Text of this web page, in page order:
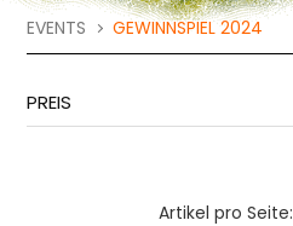
EVENTS GEWINNSPIEL 2024
PREIS
Artikel pro Seite: